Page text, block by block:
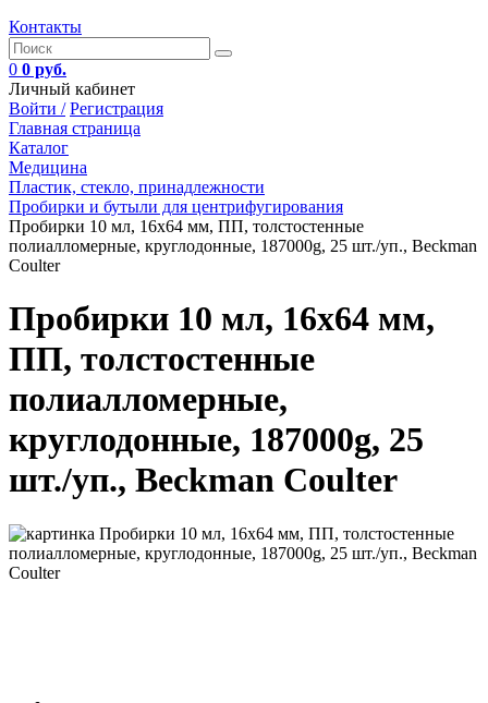
Контакты
0 0 руб.
Личный кабинет
Войти / Регистрация
Главная страница
Каталог
Медицина
Пластик, стекло, принадлежности
Пробирки и бутыли для центрифугирования
Пробирки 10 мл, 16х64 мм, ПП, толстостенные
полиалломерные, круглодонные, 187000g, 25 шт./уп., Beckman
Coulter
Пробирки 10 мл, 16х64 мм,
ПП, толстостенные
полиалломерные,
круглодонные, 187000g, 25
шт./уп., Beckman Coulter